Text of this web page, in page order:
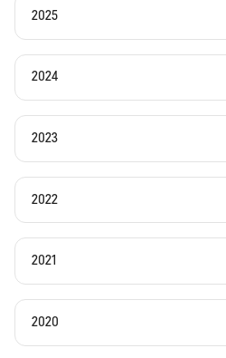
2025
2024
2023
2022
2021
2020